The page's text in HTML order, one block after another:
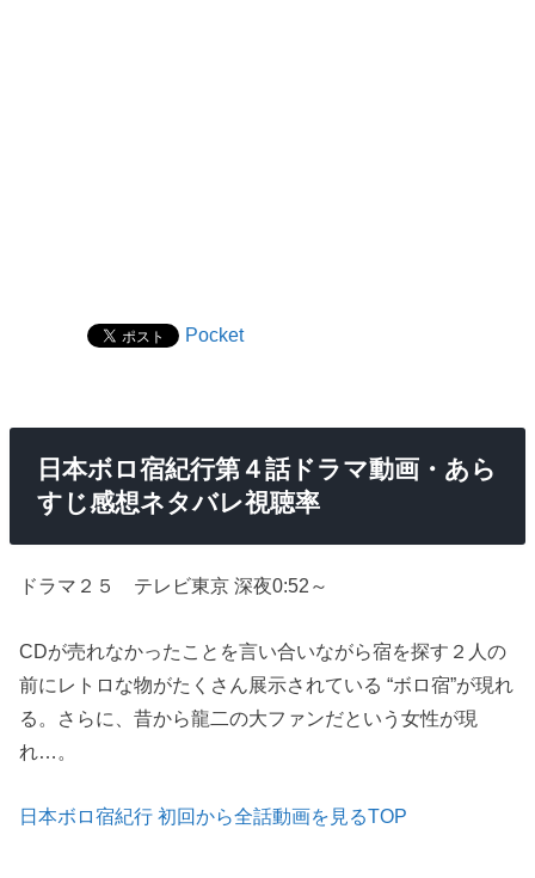
Pocket
日本ボロ宿紀行第４話ドラマ動画・あら
すじ感想ネタバレ視聴率
ドラマ２５ テレビ東京 深夜0:52～
CDが売れなかったことを言い合いながら宿を探す２人の
前にレトロな物がたくさん展示されている “ボロ宿”が現れ
る。さらに、昔から龍二の大ファンだという女性が現
れ…。
日本ボロ宿紀行 初回から全話動画を見るTOP